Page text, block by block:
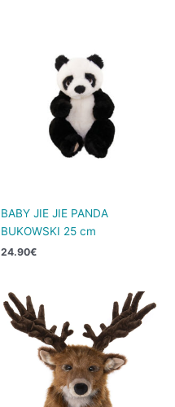
BABY JIE JIE PANDA
BUKOWSKI 25 cm
24.90€